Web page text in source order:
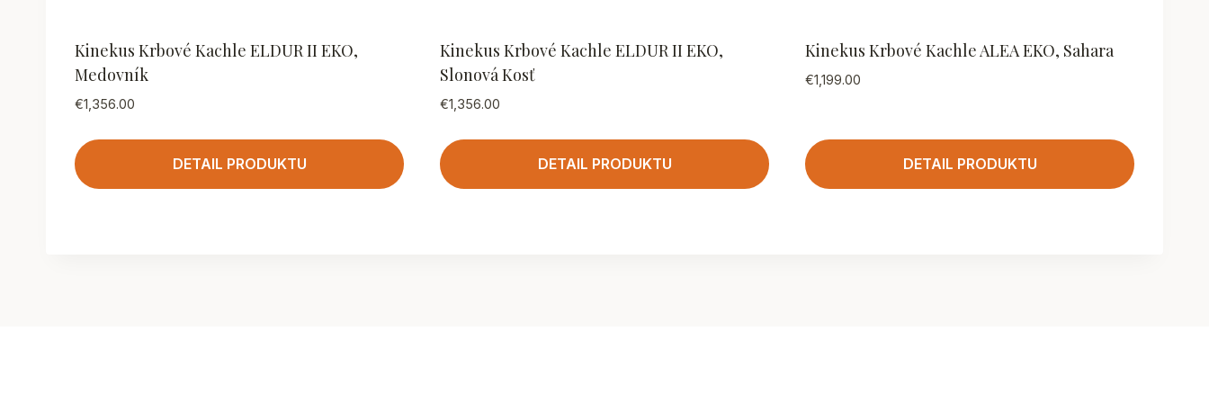
Kinekus Krbové Kachle ELDUR II EKO,
Medovník
€1,356.00
DETAIL PRODUKTU
Kinekus Krbové Kachle ELDUR II EKO,
Slonová Kosť
€1,356.00
DETAIL PRODUKTU
Kinekus Krbové Kachle ALEA EKO, Sahara
€1,199.00
DETAIL PRODUKTU